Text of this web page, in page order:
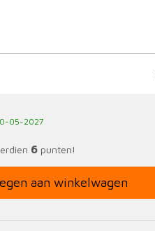
05-2027
6 punten!
aan winkelwagen